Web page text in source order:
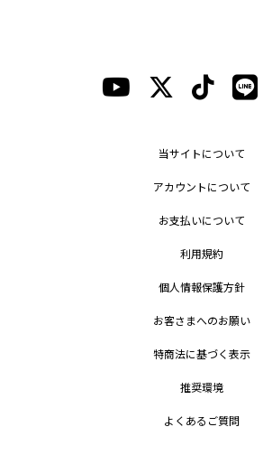
当サイトについて
アカウントについて
お支払いについて
利用規約
個人情報保護方針
お客さまへのお願い
特商法に基づく表示
推奨環境
よくあるご質問